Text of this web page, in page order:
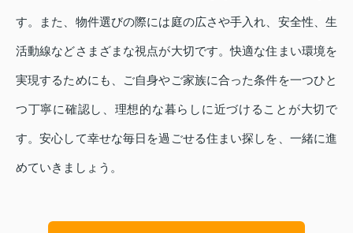
す。また、物件選びの際には庭の広さや手入れ、安全性、生
活動線などさまざまな視点が大切です。快適な住まい環境を
実現するためにも、ご自身やご家族に合った条件を一つひと
つ丁寧に確認し、理想的な暮らしに近づけることが大切で
す。安心して幸せな毎日を過ごせる住まい探しを、一緒に進
めていきましょう。